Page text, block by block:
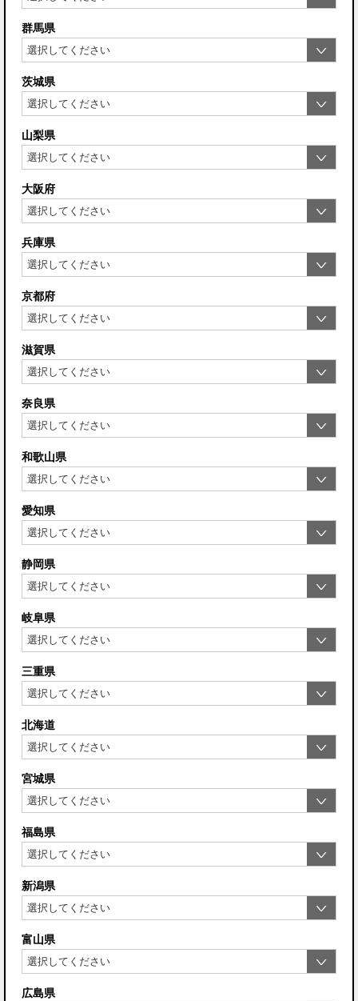
群馬県
茨城県
山梨県
大阪府
兵庫県
京都府
滋賀県
奈良県
和歌山県
愛知県
静岡県
岐阜県
三重県
北海道
宮城県
福島県
新潟県
富山県
広島県